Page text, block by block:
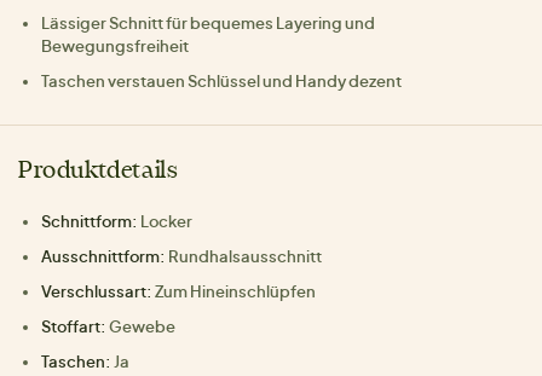
Lässiger Schnitt für bequemes Layering und
Bewegungsfreiheit
Taschen verstauen Schlüssel und Handy dezent
Produktdetails
Schnittform: Locker
Ausschnittform: Rundhalsausschnitt
Verschlussart: Zum Hineinschlüpfen
Stoffart: Gewebe
Taschen: Ja